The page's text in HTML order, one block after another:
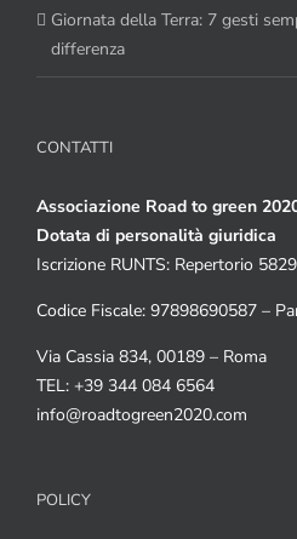
Giornata della Terra: 7 gesti
differenza
CONTATTI
Associazione Road to green
Dotata di personalità giuridica
Iscrizione RUNTS: Repertorio
Codice Fiscale: 97898690587 –
Via Cassia 834, 00189 – Roma
TEL: +39 344 084 6564
info@roadtogreen2020.com
POLICY